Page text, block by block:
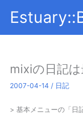
mixiの日記
2007-04-14 / 日記
> 基本メニューの「日